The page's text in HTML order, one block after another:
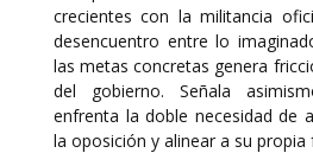
crecientes con la militancia
desencuentro entre lo
las metas concretas genera
del gobierno. Señala
enfrenta la doble necesidad de
la oposición y alinear a su propia